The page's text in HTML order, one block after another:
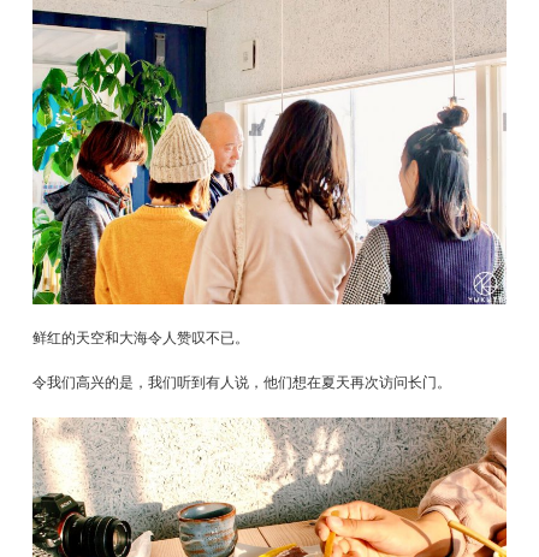
鲜红的天空和大海令人赞叹不已。
令我们高兴的是，我们听到有人说，他们想在夏天再次访问长门。